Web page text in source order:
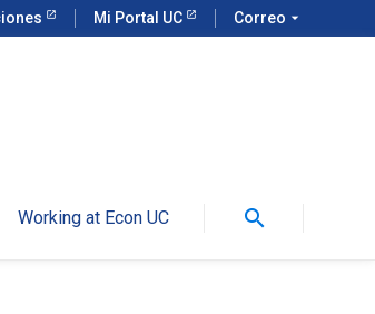
Mi Portal UC Correo arrow_drop_down
Working at Econ UC search